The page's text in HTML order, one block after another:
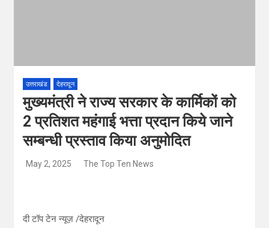
उत्तराखंड देहरादून
मुख्यमंत्री ने राज्य सरकार के कार्मिकों को
2 प्रतिशत महंगाई भत्ता प्रदान किये जाने
सम्बन्धी प्रस्ताव किया अनुमोदित
May 2, 2025 The Top Ten News
दी टॉप टेन न्यूज़ /देहरादून